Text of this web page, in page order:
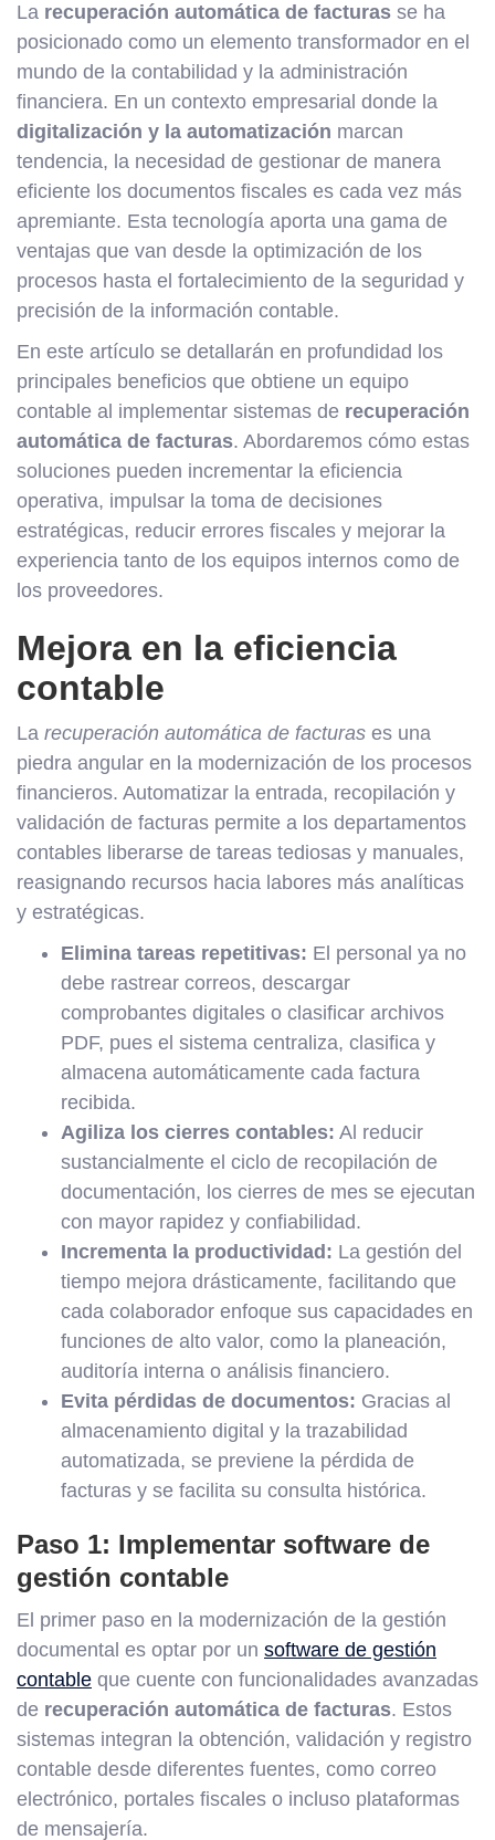
La recuperación automática de facturas se ha
posicionado como un elemento transformador en el
mundo de la contabilidad y la administración
financiera. En un contexto empresarial donde la
digitalización y la automatización marcan
tendencia, la necesidad de gestionar de manera
eficiente los documentos fiscales es cada vez más
apremiante. Esta tecnología aporta una gama de
ventajas que van desde la optimización de los
procesos hasta el fortalecimiento de la seguridad y
precisión de la información contable.
En este artículo se detallarán en profundidad los
principales beneficios que obtiene un equipo
contable al implementar sistemas de recuperación
automática de facturas. Abordaremos cómo estas
soluciones pueden incrementar la eficiencia
operativa, impulsar la toma de decisiones
estratégicas, reducir errores fiscales y mejorar la
experiencia tanto de los equipos internos como de
los proveedores.
Mejora en la eficiencia
contable
La recuperación automática de facturas es una
piedra angular en la modernización de los procesos
financieros. Automatizar la entrada, recopilación y
validación de facturas permite a los departamentos
contables liberarse de tareas tediosas y manuales,
reasignando recursos hacia labores más analíticas
y estratégicas.
Elimina tareas repetitivas: El personal ya no
debe rastrear correos, descargar
comprobantes digitales o clasificar archivos
PDF, pues el sistema centraliza, clasifica y
almacena automáticamente cada factura
recibida.
Agiliza los cierres contables: Al reducir
sustancialmente el ciclo de recopilación de
documentación, los cierres de mes se ejecutan
con mayor rapidez y confiabilidad.
Incrementa la productividad: La gestión del
tiempo mejora drásticamente, facilitando que
cada colaborador enfoque sus capacidades en
funciones de alto valor, como la planeación,
auditoría interna o análisis financiero.
Evita pérdidas de documentos: Gracias al
almacenamiento digital y la trazabilidad
automatizada, se previene la pérdida de
facturas y se facilita su consulta histórica.
Paso 1: Implementar software de
gestión contable
El primer paso en la modernización de la gestión
documental es optar por un software de gestión
contable que cuente con funcionalidades avanzadas
de recuperación automática de facturas. Estos
sistemas integran la obtención, validación y registro
contable desde diferentes fuentes, como correo
electrónico, portales fiscales o incluso plataformas
de mensajería.